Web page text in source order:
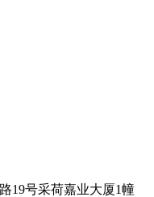
19号采荷嘉业大厦1幢